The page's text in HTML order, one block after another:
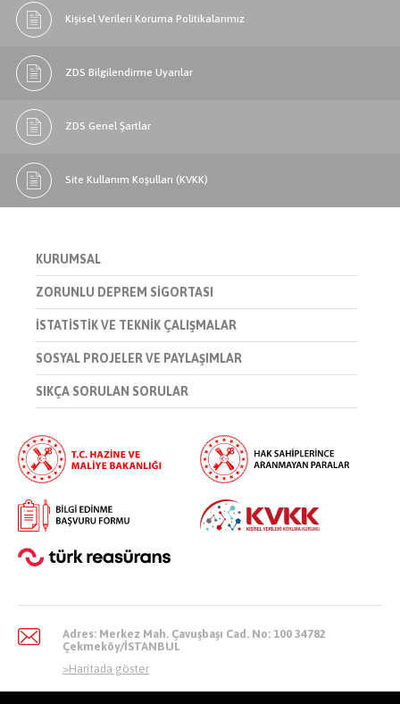
Kişisel Verileri Koruma Politikalarımız
ZDS Bilgilendirme Uyarılar
ZDS Genel Şartlar
Site Kullanım Koşulları (KVKK)
KURUMSAL
ZORUNLU DEPREM SİGORTASI
İSTATİSTİK VE TEKNİK ÇALIŞMALAR
SOSYAL PROJELER VE PAYLAŞIMLAR
SIKÇA SORULAN SORULAR
Adres: Merkez Mah. Çavuşbaşı Cad. No: 100 34782
Çekmeköy/İSTANBUL
>Haritada göster